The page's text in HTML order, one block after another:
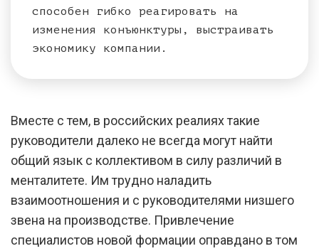
способен гибко реагировать на
изменения конъюнктуры, выстраивать
экономику компании.
Вместе с тем, в российских реалиях такие
руководители далеко не всегда могут найти
общий язык с коллективом в силу различий в
менталитете. Им трудно наладить
взаимоотношения и с руководителями низшего
звена на производстве. Привлечение
специалистов новой формации оправдано в том